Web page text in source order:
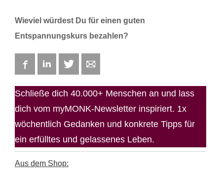
Wieviel würdest Du für einen guten
Entspannungskurs bezahlen?
FacebookLinkedIn Twitter
Schließe dich 40.000+ Menschen an und lass
dich vom myMONK-Newsletter inspiriert. 1x
wöchentlich Gedanken und konkrete Tipps für
ein erfülltes und gelassenes Leben.
Aus dem Shop: